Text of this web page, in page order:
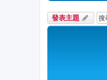
發表主題